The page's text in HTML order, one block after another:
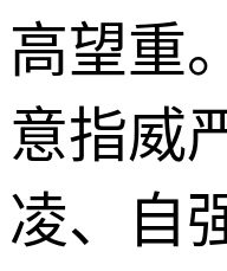
高望重
意指威
凌、自